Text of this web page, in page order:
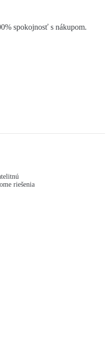
spokojnosť s nákupom.
riešenia